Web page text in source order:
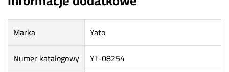
Marka
Yato
Numer katalogowy
YT-08254